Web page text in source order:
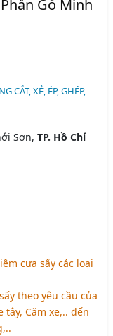
Gỗ Minh
CẮT, XẺ, ÉP, GHÉP,
Sơn,TP. Hồ Chí
cưa sấy các loại
theo yêu cầu của
Căm xe,.. đến